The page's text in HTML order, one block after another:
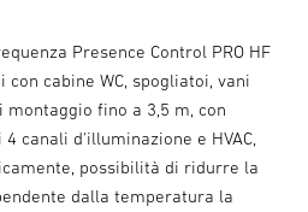
Presence Control PRO HF
cabine WC, spogliatoi, vani
montaggio fino a 3,5 m, con
canali d'illuminazione e HVAC,
possibilità di ridurre la
dalla temperatura la